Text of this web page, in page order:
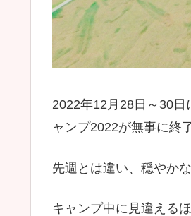
2022年12月28日～30
ャンプ2022が無事に終
先週とは違い、穏やか
キャンプ中に見違える